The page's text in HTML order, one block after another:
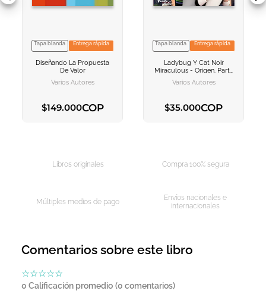
VER INFORMACION
AGREGAR AL
Tapa blanda Entrega rápida
Diseñando La Propuesta
De Valor
Varios Autores
$149.000COP
VER INFORMACION
AGREGAR AL
Tapa blanda Entrega rápida
Ladybug Y Cat Noir
Miraculous - Origen. Parte
1
Varios Autores
$35.000COP
Libros originales Compra 100% segura
Múltiples medios de pago
Envíos nacionales e
internacionales
Comentarios sobre este libro
☆☆☆☆☆
0 Calificación promedio (0 comentarios)